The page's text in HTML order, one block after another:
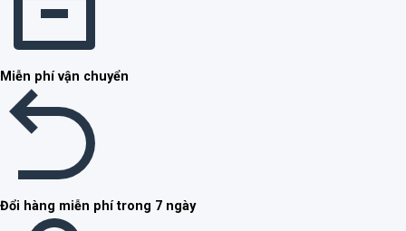
Miễn phí vận chuyển
Đổi hàng miễn phí trong 7 ngày